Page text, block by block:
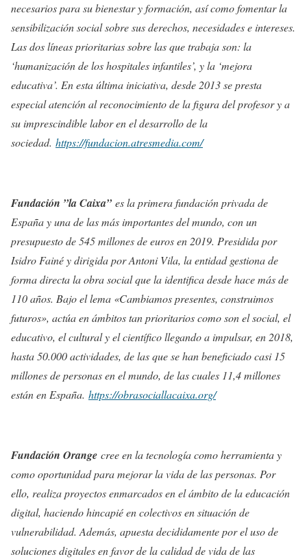
necesarios para su bienestar y formación, así como fomentar la
sensibilización social sobre sus derechos, necesidades e intereses.
Las dos líneas prioritarias sobre las que trabaja son: la
‘humanización de los hospitales infantiles’, y la ‘mejora
educativa’. En esta última iniciativa, desde 2013 se presta
especial atención al reconocimiento de la figura del profesor y a
su imprescindible labor en el desarrollo de la
sociedad. https://fundacion.atresmedia.com/
Fundación ”la Caixa”es la primera fundación privada de
España y una de las más importantes del mundo, con un
presupuesto de 545 millones de euros en 2019. Presidida por
Isidro Fainé y dirigida por Antoni Vila, la entidad gestiona de
forma directa la obra social que la identifica desde hace más de
110 años. Bajo el lema «Cambiamos presentes, construimos
futuros», actúa en ámbitos tan prioritarios como son el social, el
educativo, el cultural y el científico llegando a impulsar, en 2018,
hasta 50.000 actividades, de las que se han beneficiado casi 15
millones de personas en el mundo, de las cuales 11,4 millones
están en España. https://obrasociallacaixa.org/
Fundación Orange cree en la tecnología como herramienta y
como oportunidad para mejorar la vida de las personas. Por
ello, realiza proyectos enmarcados en el ámbito de la educación
digital, haciendo hincapié en colectivos en situación de
vulnerabilidad. Además, apuesta decididamente por el uso de
soluciones digitales en favor de la calidad de vida de las